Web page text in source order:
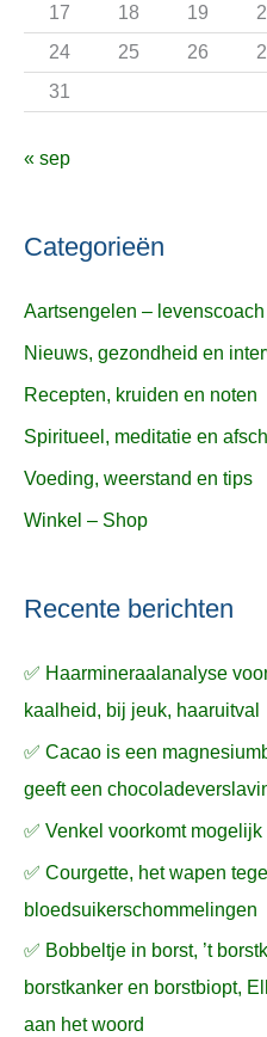
17
18 19
24
25 26
31
« sep
Categorieën
Aartsengelen – levenscoach
Nieuws, gezondheid en
Recepten, kruiden en noten
Spiritueel, meditatie en
Voeding, weerstand en tips
Winkel – Shop
Recente berichten
✅ Haarmineraalanalyse
kaalheid, bij jeuk, haaruitval
✅ Cacao is een
geeft een
✅ Venkel voorkomt
✅ Courgette, het wapen
bloedsuikerschommelingen
✅ Bobbeltje in borst, ’t
borstkanker en borstbiopt,
aan het woord